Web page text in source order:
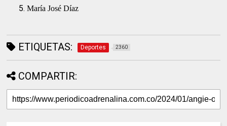
María José Díaz
ETIQUETAS: Deportes 2360
COMPARTIR: